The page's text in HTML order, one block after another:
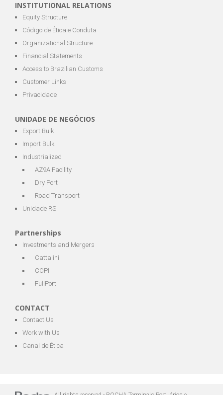
INSTITUTIONAL RELATIONS
Equity Structure
Código de Ética e Conduta
Organizational Structure
Financial Statements
Access to Brazilian Customs
Customer Links
Privacidade
UNIDADE DE NEGÓCIOS
Export Bulk
Import Bulk
Industrialized
AZ9A Facility
Dry Port
Road Transport
Unidade RS
Partnerships
Investments and Mergers
Cattalini
COPI
FullPort
CONTACT
Contact Us
Work with Us
Canal de Ética